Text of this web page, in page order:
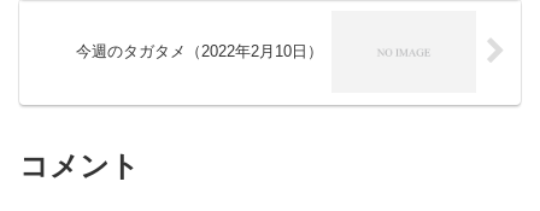
今週のタガタメ（2022年2月10日）
コメント